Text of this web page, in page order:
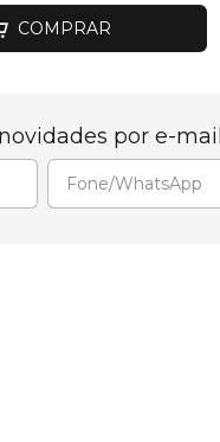
COMPRAR
por e-mail